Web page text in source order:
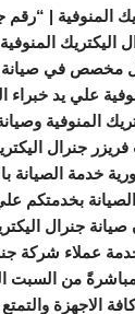
المنوفية | “رقم
اليكتريك
مخصص في صيانة
علي يد خبراء
المنوفية
فريزر جنرال
خدمة
بخدمتكم
صيانة جنرال
عملاء شركة
مباشرةً من السبت
الاجهزة